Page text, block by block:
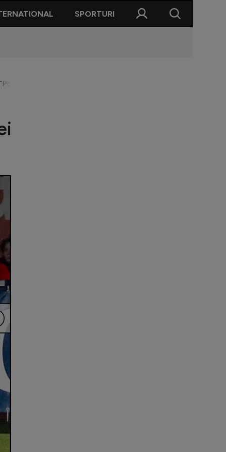
SPORTURI
voi fi jucătorul echipei dumneavoastră”